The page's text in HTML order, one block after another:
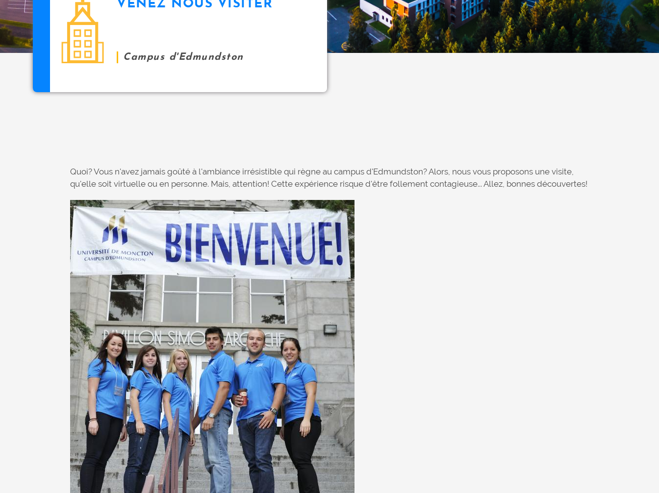
p
l
VENEZ NOUS VISITER
Campus d'Edmundston
Quoi? Vous n'avez jamais goûté à l'ambiance irrésistible qui règne au campus d'Edmundston? Alors, nous vous proposons une visite,
qu'elle soit virtuelle ou en personne. Mais, attention! Cette expérience risque d'être follement contagieuse... Allez, bonnes découvertes!